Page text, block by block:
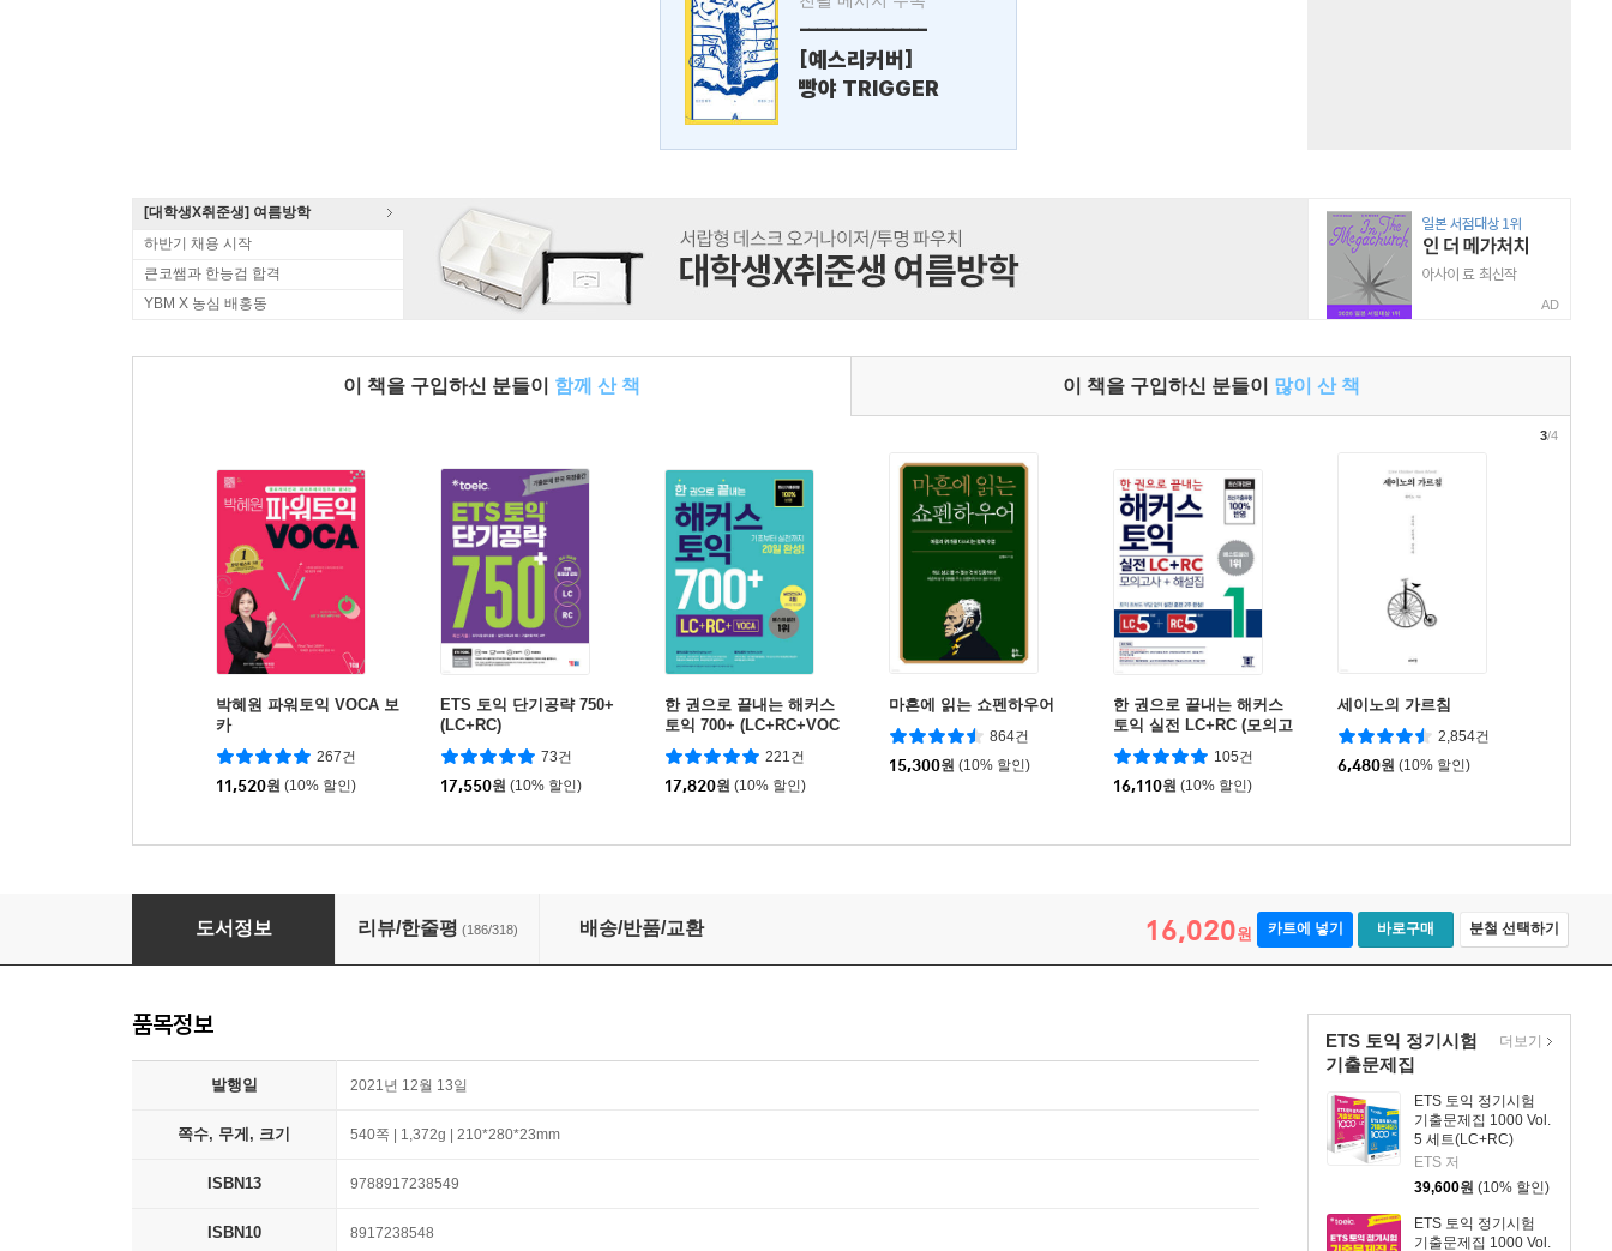
---------------
[예스리커버]
빵야 TRIGGER
[대학생X취준생] 여름방학
하반기 채용 시작
큰코쌤과 한능검 합격
YBM X 농심 배홍동
AD
이 책을 구입하신 분들이 함께 산 책 이 책을 구입하신 분들이 많이 산 책
박혜원 파워토익 VOCA 보
카
267건
11,520원 (10% 할인)
ETS 토익 단기공략 750+
(LC+RC)
73건
17,550원 (10% 할인)
한 권으로 끝내는 해커스
토익 700+ (LC+RC+VOC
A)
221건
17,820원 (10% 할인)
마흔에 읽는 쇼펜하우어
864건
15,300원 (10% 할인)
한 권으로 끝내는 해커스
토익 실전 LC+RC (모의고
사+해설집) 1
105건
16,110원 (10% 할인)
세이노의 가르침
2,854건
6,480원 (10% 할인)
3/4
ETS 토익 정기시험 기출문제집 1000 Vol.3 READING 리딩
도서정보 리뷰/한줄평 (186/318) 배송/반품/교환 16,020원 카트에 넣기 바로구매 분철 선택하기
ETS 토익 정기시험
기출문제집
ETS 토익 정기시험
기출문제집 1000 Vol.
5 세트(LC+RC)
ETS 저
39,600원 (10% 할인)
ETS 토익 정기시험
기출문제집 1000 Vol.
더보기
품목정보
발행일 2021년 12월 13일
쪽수, 무게, 크기 540쪽 | 1,372g | 210*280*23mm
ISBN13 9788917238549
ISBN10 8917238548